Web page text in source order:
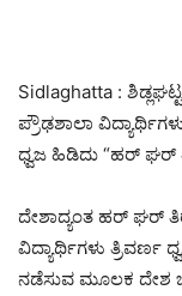
Sidlaghatta :
ಪ್ರೌಢಶಾಲಾ
ಧ್ವಜ ಹಿಡಿದು “ಹರ್ ಘರ್
ದೇಶಾದ್ಯಂತ ಹರ್ ಘರ್
ವಿದ್ಯಾರ್ಥಿಗಳು ತ್ರಿವರ್ಣ
ನಡೆಸುವ ಮೂಲಕ ದೇಶ